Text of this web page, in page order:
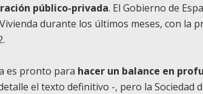
público-privada. El Gobierno de
durante los últimos meses, con la
es pronto para hacer un balance en
el texto definitivo -, pero la Sociedad